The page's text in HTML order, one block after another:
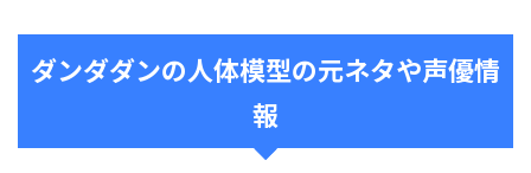
ダンダダンの人体模型の元ネタや声優情
報